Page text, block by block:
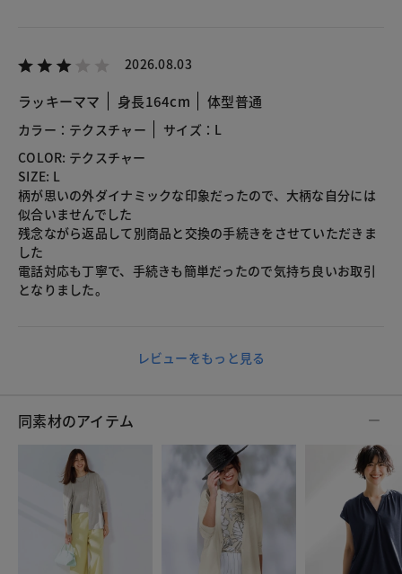
2026.08.03
ラッキーママ 身長164cm 体型普通
カラー：テクスチャー
サイズ：L
COLOR: テクスチャー
SIZE: L
柄が思いの外ダイナミックな印象だったので、大柄な自分には
似合いませんでした
残念ながら返品して別商品と交換の手続きをさせていただきま
した
電話対応も丁寧で、手続きも簡単だったので気持ち良いお取引
となりました。
レビューをもっと見る
同素材のアイテム